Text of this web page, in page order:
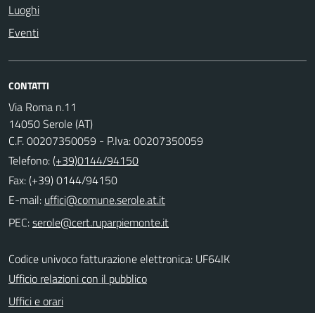
Luoghi
Eventi
CONTATTI
Via Roma n.11
14050 Serole (AT)
C.F. 00207350059 - P.Iva: 00207350059
Telefono:(+39)0144/94150
Fax: (+39) 0144/94150
E-mail:
PEC:
Codice univoco fatturazione elettronica: UF64IK
Ufficio relazioni con il pubblico
Uffici e orari